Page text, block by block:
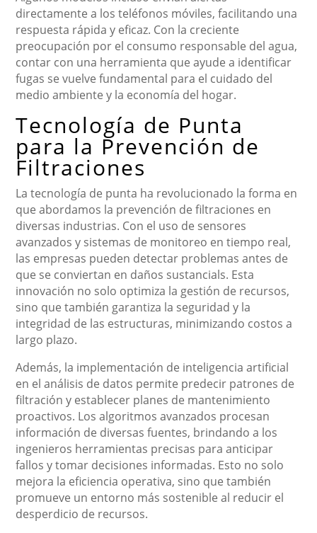
directamente a los teléfonos móviles, facilitando una
respuesta rápida y eficaz. Con la creciente
preocupación por el consumo responsable del agua,
contar con una herramienta que ayude a identificar
fugas se vuelve fundamental para el cuidado del
medio ambiente y la economía del hogar.
Tecnología de Punta
para la Prevención de
Filtraciones
La tecnología de punta ha revolucionado la forma en
que abordamos la prevención de filtraciones en
diversas industrias. Con el uso de sensores
avanzados y sistemas de monitoreo en tiempo real,
las empresas pueden detectar problemas antes de
que se conviertan en daños sustancials. Esta
innovación no solo optimiza la gestión de recursos,
sino que también garantiza la seguridad y la
integridad de las estructuras, minimizando costos a
largo plazo.
Además, la implementación de inteligencia artificial
en el análisis de datos permite predecir patrones de
filtración y establecer planes de mantenimiento
proactivos. Los algoritmos avanzados procesan
información de diversas fuentes, brindando a los
ingenieros herramientas precisas para anticipar
fallos y tomar decisiones informadas. Esto no solo
mejora la eficiencia operativa, sino que también
promueve un entorno más sostenible al reducir el
desperdicio de recursos.